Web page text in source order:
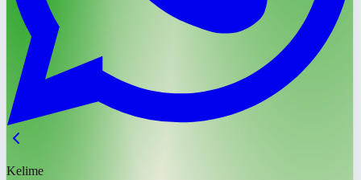
Kelime